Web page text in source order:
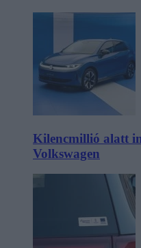
Kilencmillió alatt
Volkswagen